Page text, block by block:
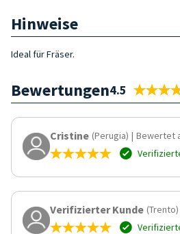
Hinweise
Ideal für Fräser.
Bewertungen4.5
Cristine (Perugia) | Bewertet
Verifizierter Kunde (Trento)